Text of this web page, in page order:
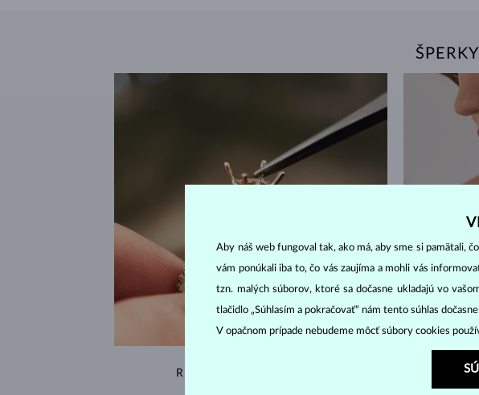
RUČNÁ VÝROBA V ČESKU
Aby náš web fungoval tak, ako má, aby sme si pamätali,
vám ponúkali iba to, čo vás zaujíma a mohli vás
tzn. malých súborov, ktoré sa dočasne ukladajú vo
tlačidlo „Súhlasím a pokračovať“ nám tento súhlas
V opačnom prípade nebudeme môcť súbory cookies